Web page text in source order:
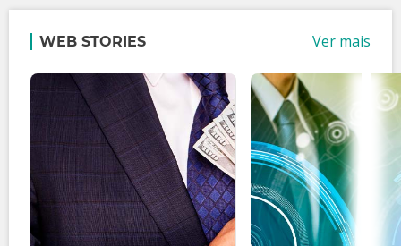
WEB STORIES Ver mais